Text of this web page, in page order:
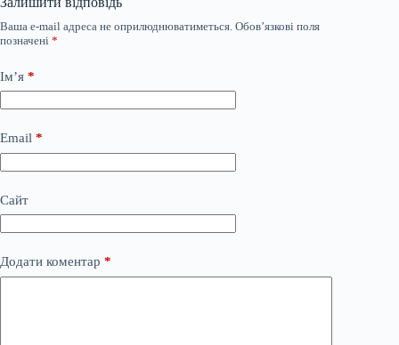
Ваша e-mail адреса не оприлюднюватиметься. Обов’язкові поля
позначені *
Ім’я *
Email *
Сайт
Додати коментар *